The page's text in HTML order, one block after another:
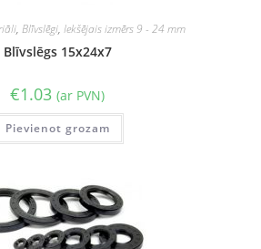
, Blīvslēgi, Iekšējais izmērs 9 - 24 mm
Blīvslēgs 15x24x7
€1.03 (ar PVN)
Pievienot grozam